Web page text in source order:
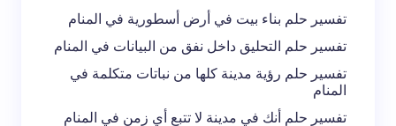
تفسير حلم بناء بيت في أرض أسطورية في المنام
تفسير حلم التحليق داخل نفق من البيانات في المنام
تفسير حلم رؤية مدينة كلها من نباتات متكلمة في
المنام
تفسير حلم أنك في مدينة لا تتبع أي زمن في المنام